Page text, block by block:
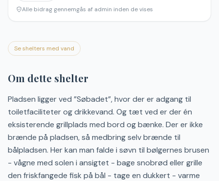
Alle bidrag gennemgås af admin inden de vises
Se shelters med vand
Om dette shelter
Pladsen ligger ved ”Søbadet”, hvor der er adgang til
toiletfaciliteter og drikkevand. Og tæt ved er der én
eksisterende grillplads med bord og bænke. Der er ikke
brænde på pladsen, så medbring selv brænde til
bålpladsen. Her kan man falde i søvn til bølgernes brusen
- vågne med solen i ansigtet - bage snobrød eller grille
den friskfangede fisk på bål - tage en dukkert - varme